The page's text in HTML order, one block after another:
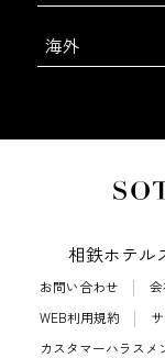
海外
相鉄ホテル
お問い合わせ
WEB利用規約
カスタマーハラス